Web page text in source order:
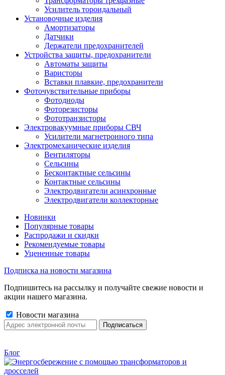
Усилитель тороидальный
Установочные изделия
Амортизаторы
Датчики
Держатели предохранителей
Устройства защиты, предохранители
Автоматы защиты
Варисторы
Вставки плавкие, предохранители
Фоточувствительные приборы
Фотодиоды
Фоторезисторы
Фототранзисторы
Электровакуумные приборы СВЧ
Усилители магнетронного типа
Электромеханические изделия
Вентиляторы
Сельсины
Бесконтактные сельсины
Контактные сельсины
Электродвигатели асинхронные
Электродвигатели коллекторные
Новинки
Популярные товары
Распродажи и скидки
Рекомендуемые товары
Уцененные товары
Подписка на новости магазина
Подпишитесь на рассылку и получайте свежие новости и
акции нашего магазина.
Новости магазина
Блог